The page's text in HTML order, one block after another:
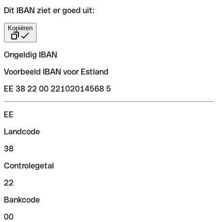
Dit IBAN ziet er goed uit:
Kopiëren
Ongeldig IBAN
Voorbeeld IBAN voor Estland
EE 38 22 00 22102014568 5
EE
Landcode
38
Controlegetal
22
Bankcode
00